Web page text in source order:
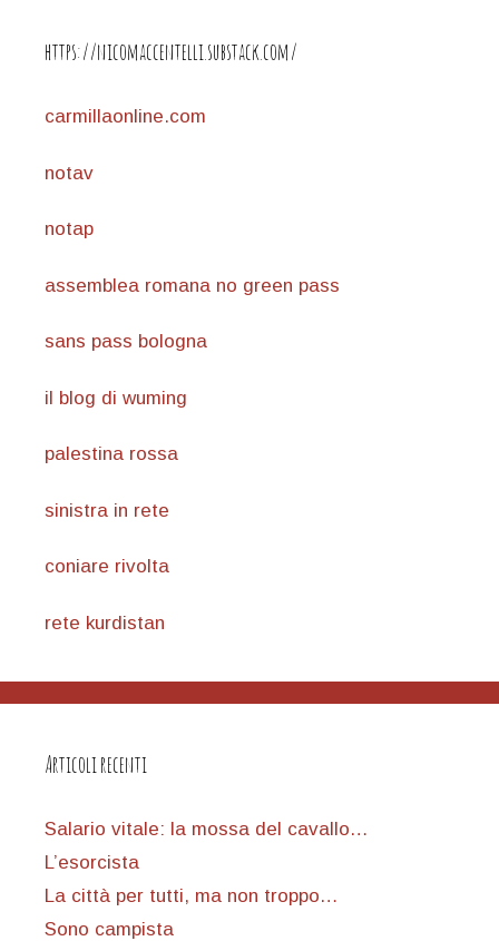
https://nicomaccentelli.substack.com/
carmillaonline.com
notav
notap
assemblea romana no green pass
sans pass bologna
il blog di wuming
palestina rossa
sinistra in rete
coniare rivolta
rete kurdistan
Articoli recenti
Salario vitale: la mossa del cavallo…
L’esorcista
La città per tutti, ma non troppo…
Sono campista